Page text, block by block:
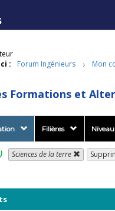
:
Forum Ingénieurs Mon
Formations et
Filières
Sciences de la terre